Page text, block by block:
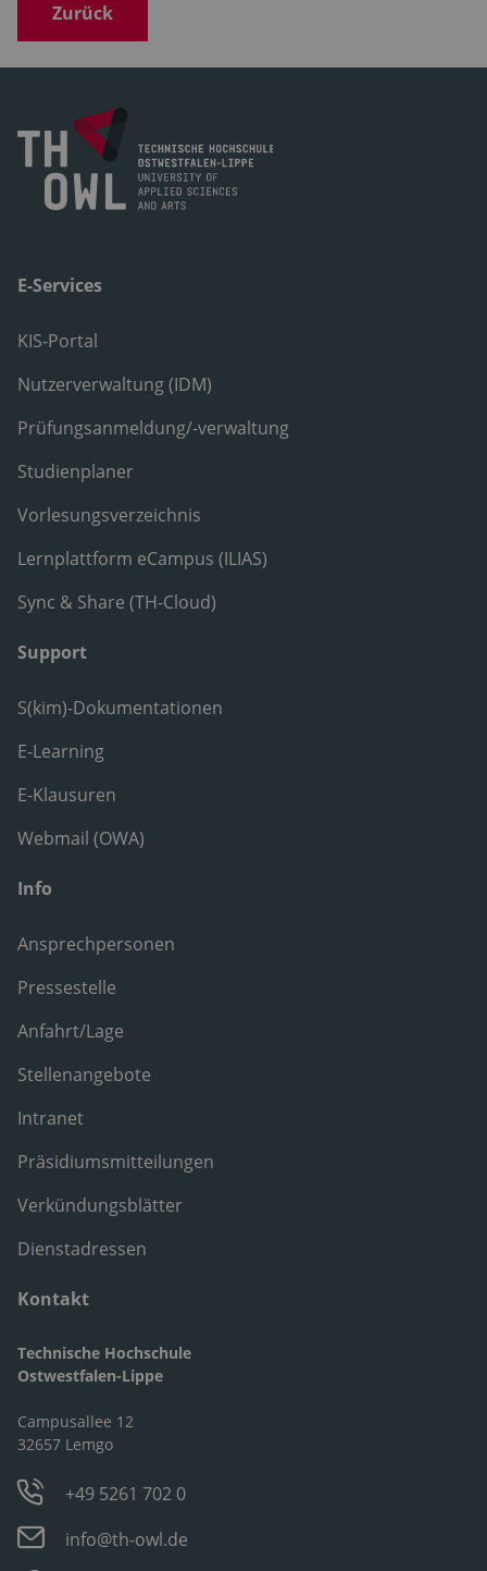
Zurück
E-Services
KIS-Portal
Nutzerverwaltung (IDM)
Prüfungsanmeldung/-verwaltung
Studienplaner
Vorlesungsverzeichnis
Lernplattform eCampus (ILIAS)
Sync & Share (TH-Cloud)
Support
S(kim)-Dokumentationen
E-Learning
E-Klausuren
Webmail (OWA)
Info
Ansprechpersonen
Pressestelle
Anfahrt/Lage
Stellenangebote
Intranet
Präsidiumsmitteilungen
Verkündungsblätter
Dienstadressen
Kontakt
Technische Hochschule
Ostwestfalen-Lippe
Campusallee 12
32657 Lemgo
+49 5261 702 0
info@th-owl.de